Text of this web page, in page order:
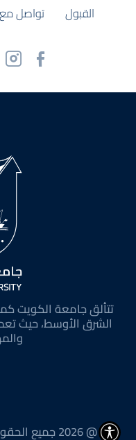
القبول تواصل
تتألق جامعة الكويت
الشرق الأوسط، حيث
@ 2026 جميع الحقوق محفوظة لجامعة الكويت.